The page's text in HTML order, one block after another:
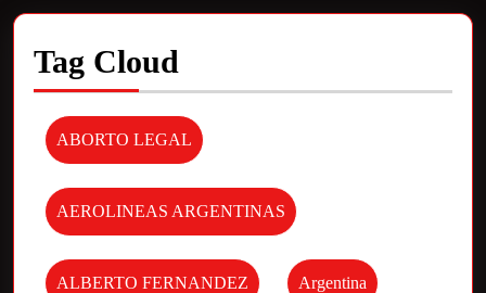
Tag Cloud
ABORTO LEGAL
AEROLINEAS ARGENTINAS
ALBERTO FERNANDEZ Argentina